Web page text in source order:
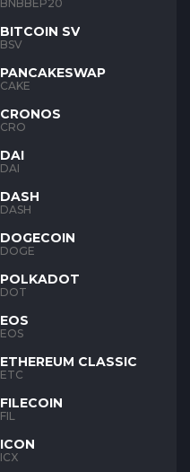
BNBBEP20
BITCOIN SV
BSV
PANCAKESWAP
CAKE
CRONOS
CRO
DAI
DAI
DASH
DASH
DOGECOIN
DOGE
POLKADOT
DOT
EOS
EOS
ETHEREUM CLASSIC
ETC
FILECOIN
FIL
ICON
ICX